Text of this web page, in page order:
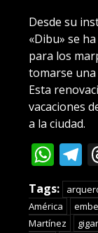
Desde su
«Dibu» se
para los
tomarse
Esta
vacaciones
a la ciudad.
Tags:
América
Martínez